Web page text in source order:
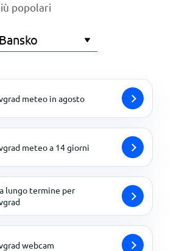
popolari
meteo in agosto
meteo a 14 giorni
lungo termine per
webcam